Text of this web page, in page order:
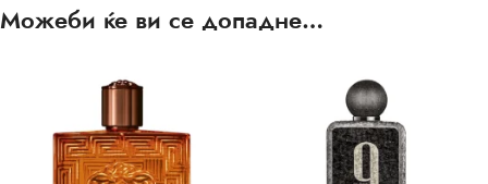
Можеби ќе ви се допадне…